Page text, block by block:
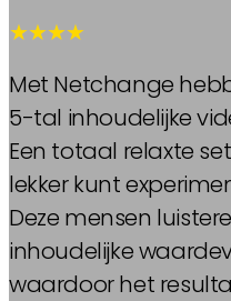
★★★★
Met Netchange
5-tal inhoudelijke
Een totaal relaxte
lekker kunt
Deze mensen
inhoudelijke
waardoor het